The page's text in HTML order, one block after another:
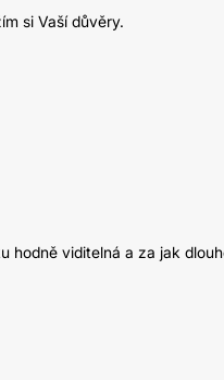
si Vaší důvěry.
hodně viditelná a za jak